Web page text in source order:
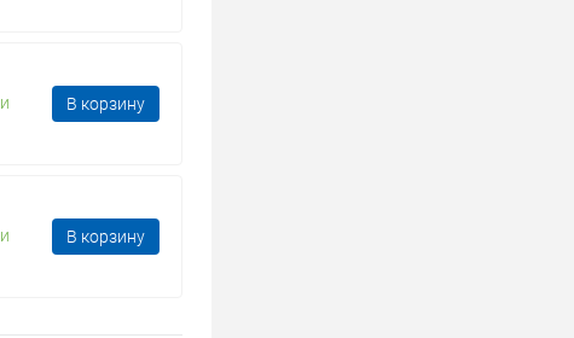
В корзину
В корзину